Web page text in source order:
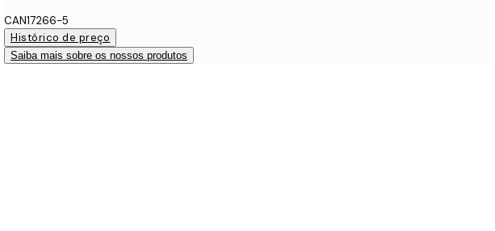
CAN17266-5
Histórico de preço
Saiba mais sobre os nossos produtos